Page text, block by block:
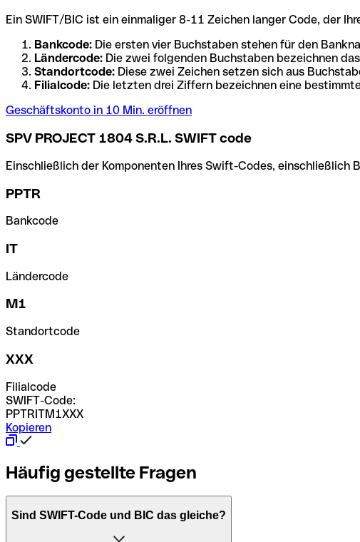
Ein SWIFT/BIC ist ein einmaliger 8-11 Zeichen langer Code, der
Bankcode: Die ersten vier Buchstaben stehen für den
Ländercode: Die zwei folgenden Buchstaben bezeichnen
Standortcode: Diese zwei Zeichen setzen sich aus
Filialcode: Die letzten drei Ziffern bezeichnen eine
Geschäftskonto in 10 Min. eröffnen
SPV PROJECT 1804 S.R.L. SWIFT code
Einschließlich der Komponenten Ihres Swift-Codes, einschließlich
PPTR
Bankcode
IT
Ländercode
M1
Standortcode
XXX
Filialcode
SWIFT-Code:
PPTRITM1XXX
Kopieren
Häufig gestellte Fragen
Sind SWIFT-Code und BIC das gleiche?